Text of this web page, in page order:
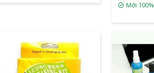
Mới 100%